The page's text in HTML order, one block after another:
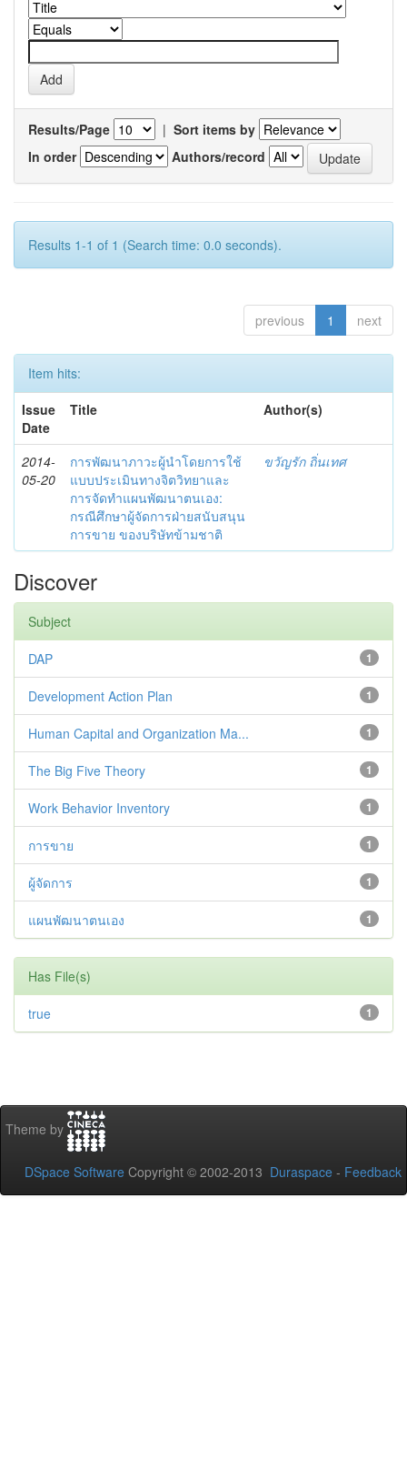
Results/Page | Sort items by
In order
Authors/record
Results 1-1 of 1 (Search time: 0.0 seconds).
previous 1 next
Item hits:
Issue
Date
Title Author(s)
2014-
05-20
การพัฒนาภาวะผู้นำโดยการใช้
แบบประเมินทางจิตวิทยาและ
การจัดทำแผนพัฒนาตนเอง:
กรณีศึกษาผู้จัดการฝ่ายสนับสนุน
การขาย ของบริษัทข้ามชาติ
ขวัญรัก ถิ่นเทศ
Discover
Subject
1
DAP
1
Development Action Plan
1
Human Capital and Organization Ma...
1
The Big Five Theory
1
Work Behavior Inventory
1
การขาย
1
ผู้จัดการ
1
แผนพัฒนาตนเอง
Has File(s)
1
true
Theme by
DSpace Software Copyright © 2002-2013 Duraspace - Feedback